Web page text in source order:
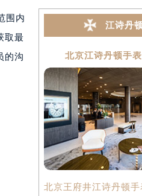
围内
取最
的沟
江诗丹
北京江诗丹顿手
北京王府井江诗丹顿